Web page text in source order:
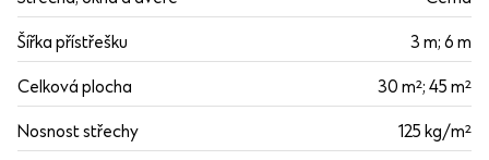
Šířka přístřešku 3 m; 6 m
Celková plocha 30 m²; 45 m²
Nosnost střechy 125 kg/m²